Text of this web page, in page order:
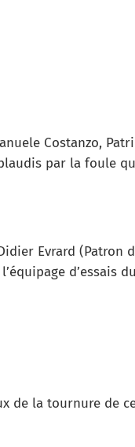
Costanzo,
par la foule
Evrard (Patron
d’essais
de la tournure de